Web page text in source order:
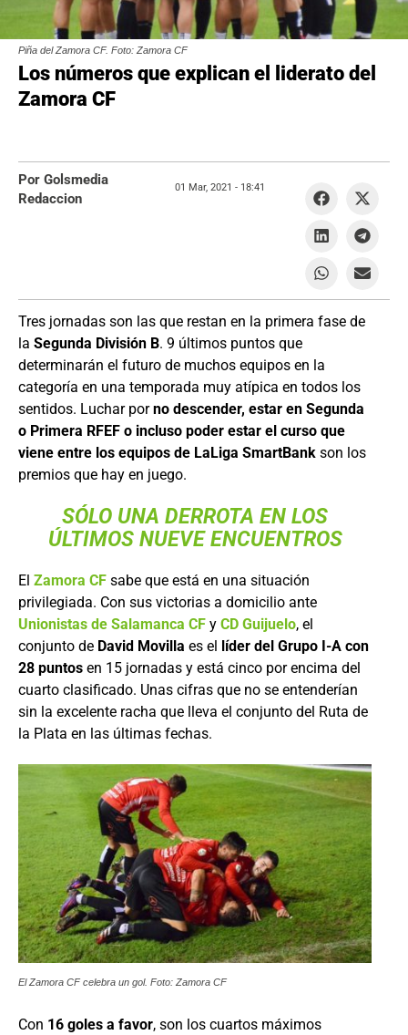
Piña del Zamora CF. Foto: Zamora CF
Los números que explican el liderato del
Zamora CF
Tres jornadas son las que restan en la primera fase de
la Segunda División B. 9 últimos puntos que
determinarán el futuro de muchos equipos en la
categoría en una temporada muy atípica en todos los
sentidos. Luchar porno descender, estar en Segunda
o Primera RFEF o incluso poder estar el curso que
viene entre los equipos de LaLiga SmartBank son los
premios que hay en juego.
SÓLO UNA DERROTA EN LOS
ÚLTIMOS NUEVE ENCUENTROS
El Zamora CF sabe que está en una situación
privilegiada. Con sus victorias a domicilio ante
Unionistas de Salamanca CF y CD Guijuelo, el
conjunto de David Movilla es el líder del Grupo I-A con
28 puntos en 15 jornadas y está cinco por encima del
cuarto clasificado. Unas cifras que no se entenderían
sin la excelente racha que lleva el conjunto del Ruta de
la Plata en las últimas fechas.
El Zamora CF celebra un gol. Foto: Zamora CF
Con 16 goles a favor, son los cuartos máximos
Por Golsmedia
Redaccion
01 Mar, 2021 - 18:41